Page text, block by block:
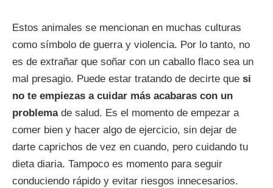
Estos animales se mencionan en muchas culturas
como símbolo de guerra y violencia. Por lo tanto, no
es de extrañar que soñar con un caballo flaco sea un
mal presagio. Puede estar tratando de decirte que si
no te empiezas a cuidar más acabaras con un
problemade salud. Es el momento de empezar a
comer bien y hacer algo de ejercicio, sin dejar de
darte caprichos de vez en cuando, pero cuidando tu
dieta diaria. Tampoco es momento para seguir
conduciendo rápido y evitar riesgos innecesarios.